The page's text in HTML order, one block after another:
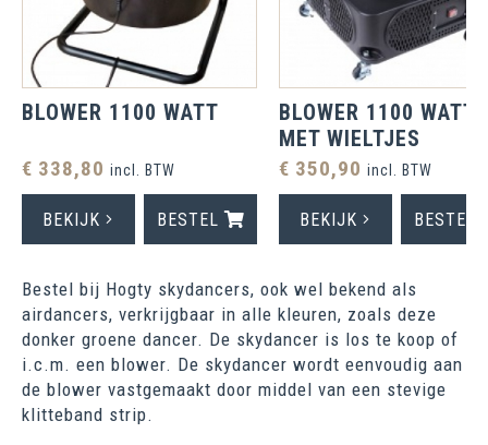
BLOWER 1100 WATT
€ 338,80 incl. BTW
BEKIJK BESTEL
BLOWER 1100 WATT
MET WIELTJES
€ 350,90 incl. BTW
BEKIJK BESTEL
Bestel bij Hogty skydancers, ook wel bekend als
airdancers, verkrijgbaar in alle kleuren, zoals deze
donker groene dancer. De skydancer is los te koop of
i.c.m. een blower. De skydancer wordt eenvoudig aan
de blower vastgemaakt door middel van een stevige
klitteband strip.